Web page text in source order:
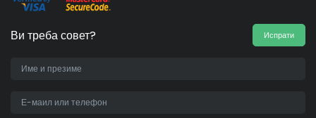
Ви треба совет? Испрати